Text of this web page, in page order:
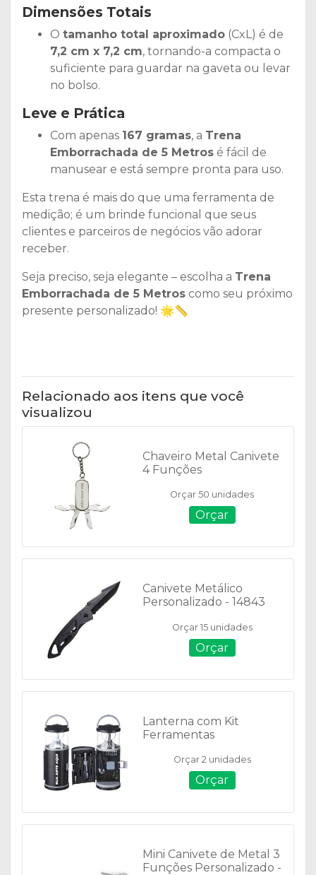
Dimensões Totais
O tamanho total aproximado (CxL) é de
7,2 cm x 7,2 cm, tornando-a compacta o
suficiente para guardar na gaveta ou levar
no bolso.
Leve e Prática
Com apenas 167 gramas, a Trena
Emborrachada de 5 Metros é fácil de
manusear e está sempre pronta para uso.
Esta trena é mais do que uma ferramenta de
medição; é um brinde funcional que seus
clientes e parceiros de negócios vão adorar
receber.
Seja preciso, seja elegante – escolha a Trena
Emborrachada de 5 Metros como seu próximo
presente personalizado! 🌟📏
Relacionado aos itens que você
visualizou
Chaveiro Metal Canivete
4 Funções
Orçar 50 unidades
Orçar
Canivete Metálico
Personalizado - 14843
Orçar 15 unidades
Orçar
Lanterna com Kit
Ferramentas
Orçar 2 unidades
Orçar
Mini Canivete de Metal 3
Funções Personalizado -